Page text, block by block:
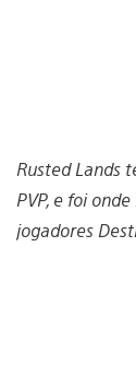
Rusted Lands
PVP, e foi
jogadores